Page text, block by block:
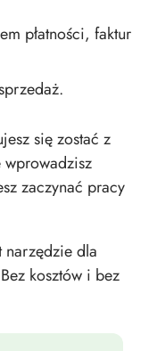
płatności, faktur
się zostać z
wprowadzisz
zaczynać pracy
narzędzie dla
kosztów i bez